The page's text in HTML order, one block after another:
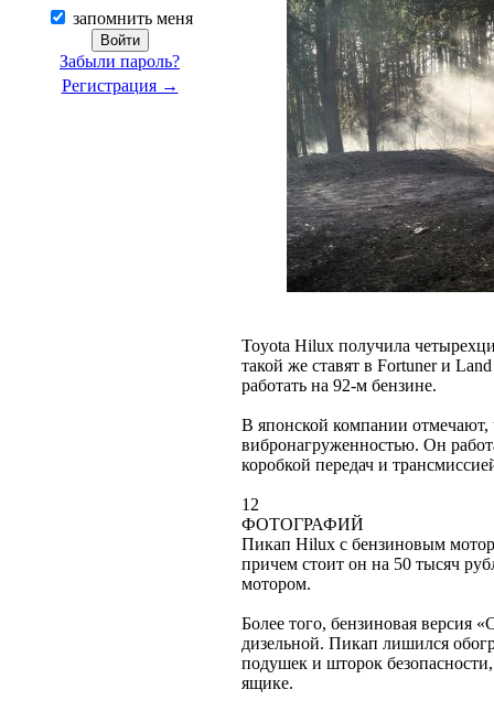
запомнить меня
Забыли пароль?
Регистрация →
Toyota Hilux получила
такой же ставят в Fortuner и
работать на 92-м бензине.
В японской компании отмечают,
вибронагруженностью. Он
коробкой передач и
12
ФОТОГРАФИЙ
Пикап Hilux с бензиновым
причем стоит он на 50 тысяч
мотором.
Более того, бензиновая версия
дизельной. Пикап лишился
подушек и шторок
ящике.